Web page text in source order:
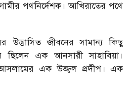
পথনির্দেশক। আখিরাতের পথে
উদ্ভাসিত জীবনের সামান্য কিছু
এক আনসারী সাহাবিয়া।
আসলামের এক উজ্জ্বল প্রদীপ। এক